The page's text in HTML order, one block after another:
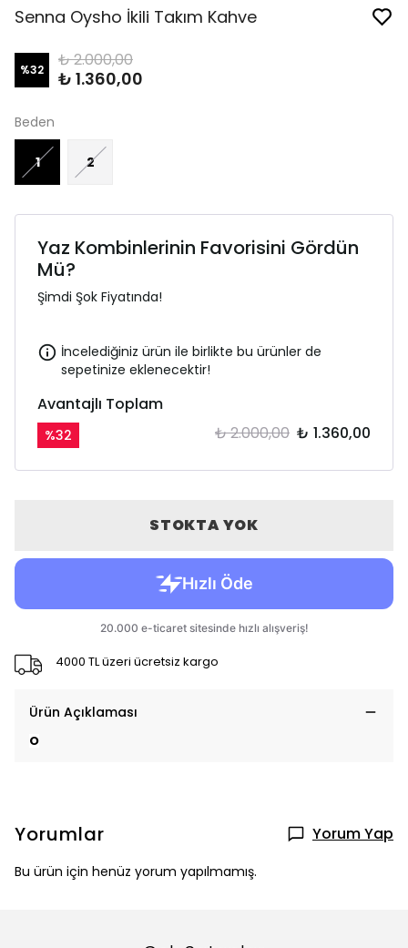
Senna Oysho İkili Takım Kahve
%32 ₺ 2.000,00
₺ 1.360,00
Beden
1 2
Yaz Kombinlerinin Favorisini Gördün
Mü?
Şimdi Şok Fiyatında!
İncelediğiniz ürün ile birlikte bu ürünler de
sepetinize eklenecektir!
Avantajlı Toplam
%32 ₺ 2.000,00 ₺ 1.360,00
STOKTA YOK
4000 TL üzeri ücretsiz kargo
Ürün Açıklaması
O
Yorumlar Yorum Yap
Bu ürün için henüz yorum yapılmamış.